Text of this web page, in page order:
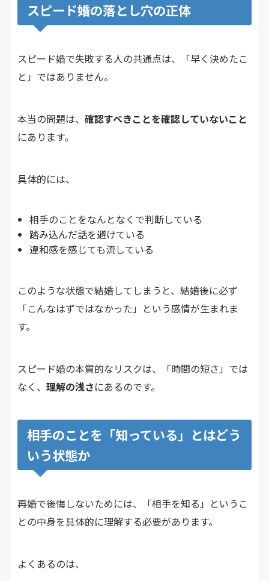
スピード婚の落とし穴の正体
スピード婚で失敗する人の共通点は、「早く決めたこ
と」ではありません。
本当の問題は、 確認すべきことを確認していないこと
にあります。
具体的には、
相手のことをなんとなくで判断している
踏み込んだ話を避けている
違和感を感じても流している
このような状態で結婚してしまうと、結婚後に必ず
「こんなはずではなかった」という感情が生まれま
す。
スピード婚の本質的なリスクは、「時間の短さ」では
なく、 理解の浅さにあるのです。
相手のことを「知っている」とはどう
いう状態か
再婚で後悔しないためには、「相手を知る」というこ
との中身を具体的に理解する必要があります。
よくあるのは、